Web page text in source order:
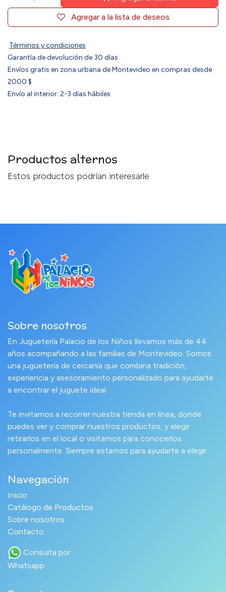
Agregar a la lista de deseos
Términos y condiciones
Garantía de devolución de 30 días
Envíos gratis en zona urbana de Montevideo en compras desde
2000 $
Envío al interior: 2-3 días hábiles
Productos alternos
Estos productos podrían interesarle
Sobre nosotros
En Juguetería Palacio de los Niños llevamos más de 44
años acompañando a las familias de Montevideo. Somos
una juguetería de cercanía que combina tradición,
experiencia y asesoramiento personalizado para ayudarte
a encontrar el juguete ideal.
Te invitamos a recorrer nuestra tienda en línea, donde
puedes ver y comprar nuestros productos, y elegir
retirarlos en el local o visitarnos para conocerlos
personalmente. Siempre estamos para ayudarte a elegir.
Navegación
Inicio
Catálogo de Productos
Sobre nosotros
Contacto
Consulta por
Whatsapp